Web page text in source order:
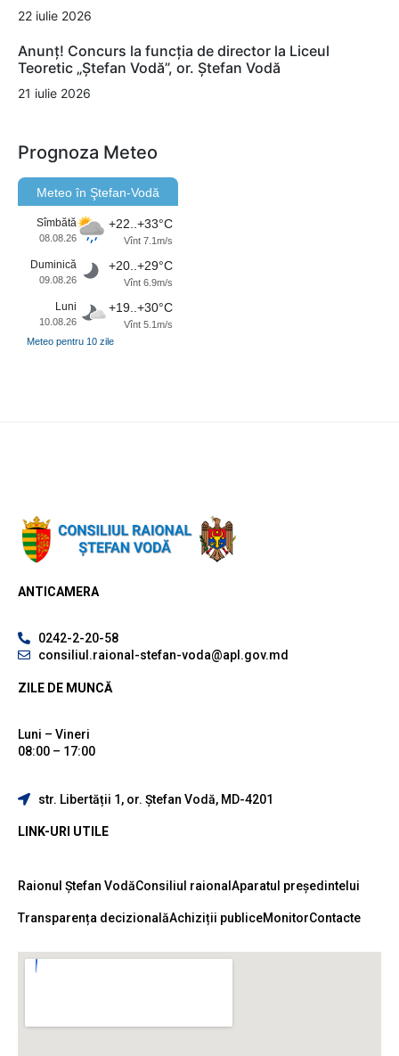
22 iulie 2026
Anunț! Concurs la funcția de director la Liceul
Teoretic „Ștefan Vodă”, or. Ștefan Vodă
21 iulie 2026
Prognoza Meteo
Meteo în Ştefan-Vodă
Sîmbătă
08.08.26
+22..+33°C
Vînt 7.1m/s
Duminică
09.08.26
+20..+29°C
Vînt 6.9m/s
Luni
10.08.26
+19..+30°C
Vînt 5.1m/s
Meteo pentru 10 zile
ANTICAMERA
0242-2-20-58
consiliul.raional-stefan-voda@apl.gov.md
ZILE DE MUNCĂ
Luni – Vineri
08:00 – 17:00
str. Libertății 1, or. Ștefan Vodă, MD-4201
LINK-URI UTILE
Raionul Ștefan VodăConsiliul raional Aparatul președintelui
Transparența decizionalăAchiziții publiceMonitorContacte